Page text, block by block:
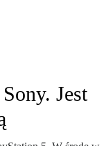
Jest